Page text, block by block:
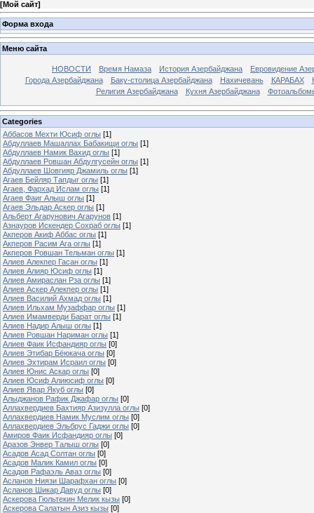
[Мой сайт]
Форма входа
Меню сайта
НОВОСТИ Время Намаза История Азербайджана
Евровидение
Города Азербайджана
Баку-столица Азербайджана Нахичевань КАРАБАХ
Религия Азербайджана
Кухня Азербайджана
Categories
Аббасов Мехти Юсиф оглы [1]
Абдуллаев Машаллах Бабакищи оглы [1]
Абдуллаев Намик Вахид оглы [1]
Абдуллаев Ровшан Абдулгусейн оглы [1]
Абдуллаев Шовгияр Джамиль оглы [1]
Агаев Бейляр Тапдыг оглы [1]
Агаев, Фархад Ислам оглы [1]
Агаев Фаиг Алыш оглы [1]
Агаев Эльдар Аскер оглы [1]
Альберт Агарунович Агарунов [1]
Азнауров Искендер Сохраб оглы [1]
Акперов Акиф Аббас оглы [1]
Акперов Расим Ага оглы [1]
Акперов Ровшан Тельман оглы [1]
Алиев Алекпер Гасан оглы [1]
Алиев Алияр Юсиф оглы [1]
Алиев Амираслан Рза оглы [1]
Алиев Аскер Алекпер оглы [1]
Алиев Василий Ахмад оглы [1]
Алиев Ильхам Музаффар оглы [1]
Алиев Имамверди Барат оглы [1]
Алиев Надир Алыш оглы [1]
Алиев Ровшан Нариман оглы [1]
Алиев Фаик Исфандияр оглы [0]
Алиев Этибар Бёюкача оглы [0]
Алиев Эхтирам Исраил оглы [0]
Алиев Юнис Аскар оглы [0]
Алиев Юсиф Алиюсиф оглы [0]
Алиев Явар Якуб оглы [0]
Алыджанов Рафик Джафар оглы [0]
Аллахвердиев Бахтияр Азизулла оглы [0]
Аллахвердиев Намик Муслим оглы [0]
Аллахвердиев Эльбрус Гаджи оглы [0]
Амиров Фаик Исфандияр оглы [0]
Аразов Энвер Талыш оглы [0]
Асадов Асад Солтан оглы [0]
Асадов Малик Камил оглы [0]
Асадов Рафаэль Аваз оглы [0]
Асланов Ниязи Шарафхан оглы [0]
Асланов Шикар Давуд оглы [0]
Аскерова Гюльтекин Мелик кызы [0]
Аскерова Салатын Азиз кызы [0]